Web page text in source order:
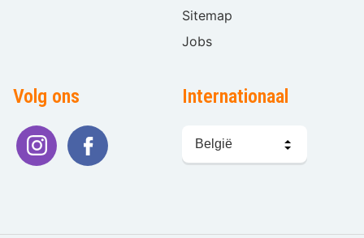
Sitemap
Jobs
Volg ons Internationaal
kiezen